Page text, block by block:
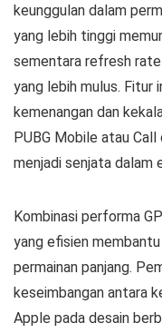
keunggulan dalam
yang lebih tinggi
sementara refresh
yang lebih mulus. Fitur
kemenangan dan
PUBG Mobile atau
menjadi senjata dalam
Kombinasi performa
yang efisien
permainan panjang.
keseimbangan antara
Apple pada desain